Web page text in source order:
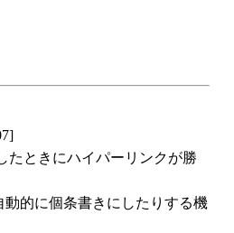
たときにハイパーリンクが勝
に個条書きにしたりする機